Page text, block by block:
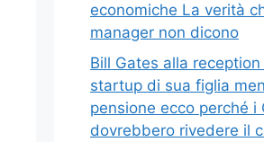
economiche La verità
manager non dicono
Bill Gates alla
startup di sua figlia
pensione ecco perché i
dovrebbero rivedere il